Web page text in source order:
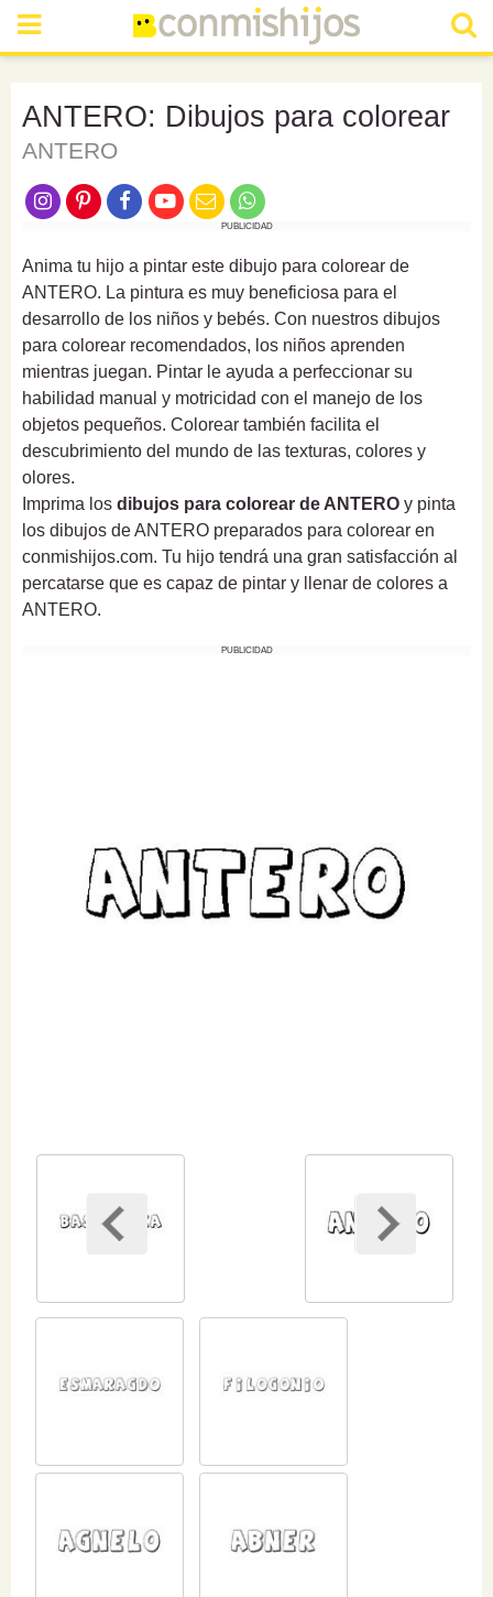
ANTERO: Dibujos para colorear
ANTERO
PUBLICIDAD
Anima tu hijo a pintar este dibujo para colorear de
ANTERO. La pintura es muy beneficiosa para el
desarrollo de los niños y bebés. Con nuestros dibujos
para colorear recomendados, los niños aprenden
mientras juegan. Pintar le ayuda a perfeccionar su
habilidad manual y motricidad con el manejo de los
objetos pequeños. Colorear también facilita el
descubrimiento del mundo de las texturas, colores y
olores.
Imprima los dibujos para colorear de ANTERO y pinta
los dibujos de ANTERO preparados para colorear en
conmishijos.com. Tu hijo tendrá una gran satisfacción al
percatarse que es capaz de pintar y llenar de colores a
ANTERO.
PUBLICIDAD